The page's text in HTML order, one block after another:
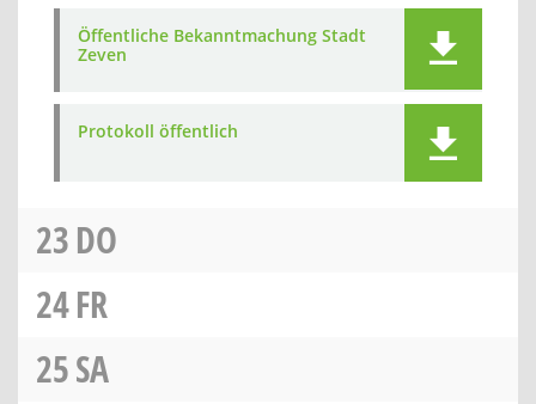
Öffentliche Bekanntmachung Stadt
Zeven
Protokoll öffentlich
23DO
24FR
25SA